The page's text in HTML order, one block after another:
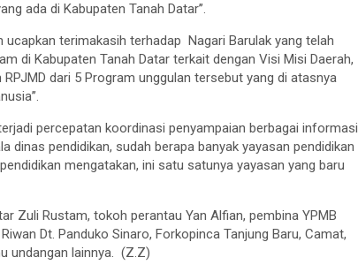
ada di Kabupaten Tanah Datar’’.
terimakasih terhadap Nagari Barulak yang telah
di Kabupaten Tanah Datar terkait dengan Visi Misi Daerah,
dari 5 Program unggulan tersebut yang di atasnya
percepatan koordinasi penyampaian berbagai informasi
dinas pendidikan, sudah berapa banyak yayasan pendidikan
mengatakan, ini satu satunya yayasan yang baru
Zuli Rustam, tokoh perantau Yan Alfian, pembina YPMB
Dt. Panduko Sinaro, Forkopinca Tanjung Baru, Camat,
undangan lainnya. (Z.Z)